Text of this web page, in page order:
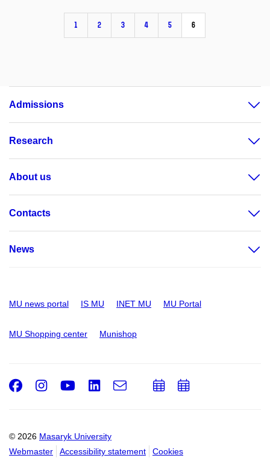
1 2 3 4 5 6
Admissions
Research
About us
Contacts
News
MU news portal IS MU INET MU MU Portal
MU Shopping center Munishop
© 2026 Masaryk University
Webmaster
Accessibility statement Cookies
Facebook
Instagram
Youtube
LinkedIn
e-
AddAdd